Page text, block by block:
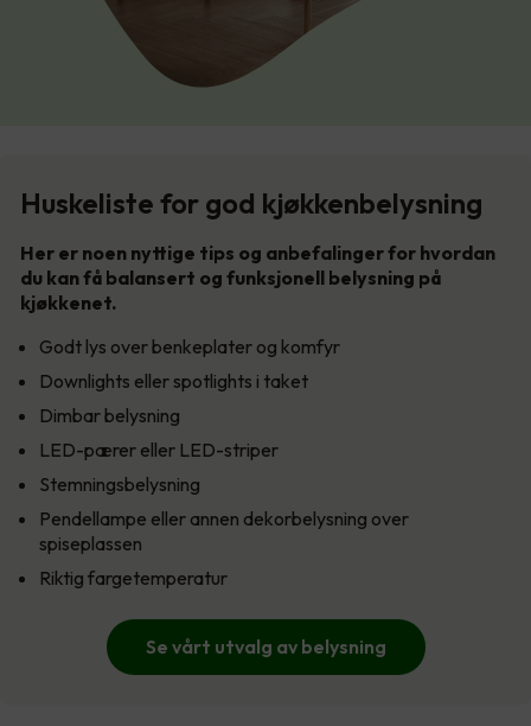
Huskeliste for god kjøkkenbelysning
Her er noen nyttige tips og anbefalinger for hvordan
du kan få balansert og funksjonell belysning på
kjøkkenet.
Godt lys over benkeplater og komfyr
Downlights eller spotlights i taket
Dimbar belysning
LED-pærer eller LED-striper
Stemningsbelysning
Pendellampe eller annen dekorbelysning over
spiseplassen
Riktig fargetemperatur
Se vårt utvalg av belysning